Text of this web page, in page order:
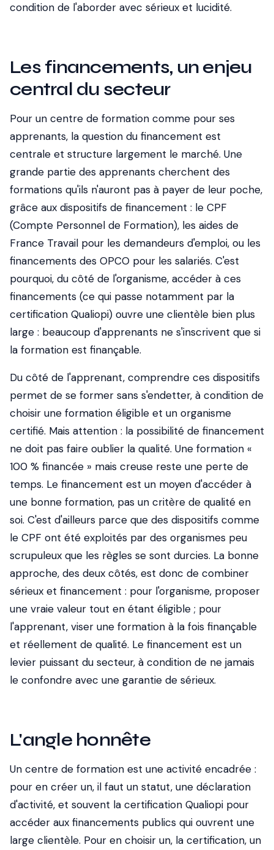
condition de l'aborder avec sérieux et lucidité.
Les financements, un enjeu
central du secteur
Pour un centre de formation comme pour ses
apprenants, la question du financement est
centrale et structure largement le marché. Une
grande partie des apprenants cherchent des
formations qu'ils n'auront pas à payer de leur poche,
grâce aux dispositifs de financement : le CPF
(Compte Personnel de Formation), les aides de
France Travail pour les demandeurs d'emploi, ou les
financements des OPCO pour les salariés. C'est
pourquoi, du côté de l'organisme, accéder à ces
financements (ce qui passe notamment par la
certification Qualiopi) ouvre une clientèle bien plus
large : beaucoup d'apprenants ne s'inscrivent que si
la formation est finançable.
Du côté de l'apprenant, comprendre ces dispositifs
permet de se former sans s'endetter, à condition de
choisir une formation éligible et un organisme
certifié. Mais attention : la possibilité de financement
ne doit pas faire oublier la qualité. Une formation «
100 % financée » mais creuse reste une perte de
temps. Le financement est un moyen d'accéder à
une bonne formation, pas un critère de qualité en
soi. C'est d'ailleurs parce que des dispositifs comme
le CPF ont été exploités par des organismes peu
scrupuleux que les règles se sont durcies. La bonne
approche, des deux côtés, est donc de combiner
sérieux et financement : pour l'organisme, proposer
une vraie valeur tout en étant éligible ; pour
l'apprenant, viser une formation à la fois finançable
et réellement de qualité. Le financement est un
levier puissant du secteur, à condition de ne jamais
le confondre avec une garantie de sérieux.
L'angle honnête
Un centre de formation est une activité encadrée :
pour en créer un, il faut un statut, une déclaration
d'activité, et souvent la certification Qualiopi pour
accéder aux financements publics qui ouvrent une
large clientèle. Pour en choisir un, la certification, un